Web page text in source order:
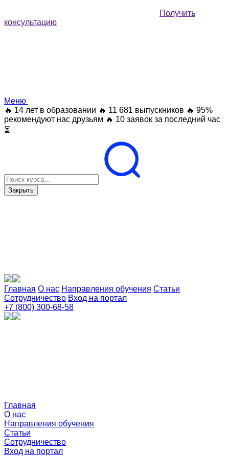
Получить
консультацию
Меню
🔥 14 лет в образовании 🔥 11 681 выпускников 🔥 95%
рекомендуют нас друзьям 🔥 10 заявок за последний час
⏳
Закрыть
Главная О нас Направления обучения Статьи
Сотрудничество Вход на портал
+7 (800) 300-68-58
Главная
О нас
Направления обучения
Статьи
Сотрудничество
Вход на портал